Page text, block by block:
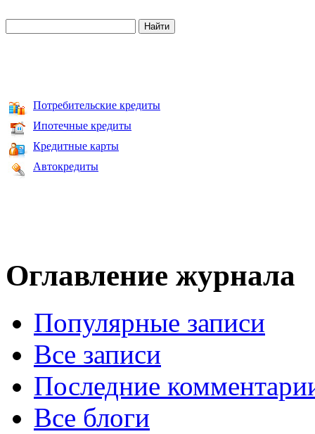
Потребительские кредиты
Ипотечные кредиты
Кредитные карты
Автокредиты
Оглавление журнала
Популярные записи
Все записи
Последние
Все блоги